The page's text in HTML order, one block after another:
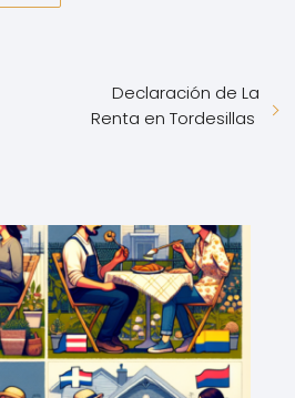
Declaración de La
Renta en Tordesillas